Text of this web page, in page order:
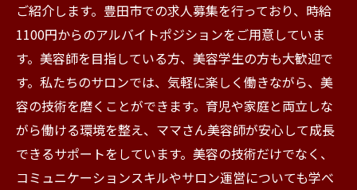
ご紹介します。豊田市での求人募集を行っており、時給
1100円からのアルバイトポジションをご用意していま
す。美容師を目指している方、美容学生の方も大歓迎で
す。私たちのサロンでは、気軽に楽しく働きながら、美
容の技術を磨くことができます。育児や家庭と両立しな
がら働ける環境を整え、ママさん美容師が安心して成長
できるサポートをしています。美容の技術だけでなく、
コミュニケーションスキルやサロン運営についても学べ